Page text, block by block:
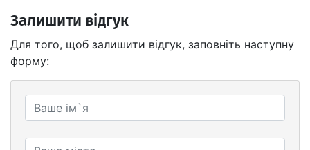
Залишити відгук
Для того, щоб залишити відгук, заповніть наступну
форму: